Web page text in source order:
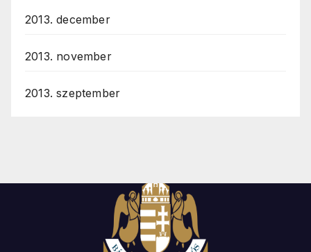
2013. december
2013. november
2013. szeptember